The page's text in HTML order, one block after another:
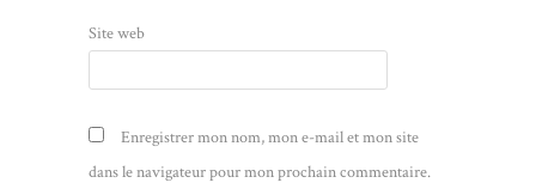
Site web
Enregistrer mon nom, mon e-mail et mon site
dans le navigateur pour mon prochain commentaire.